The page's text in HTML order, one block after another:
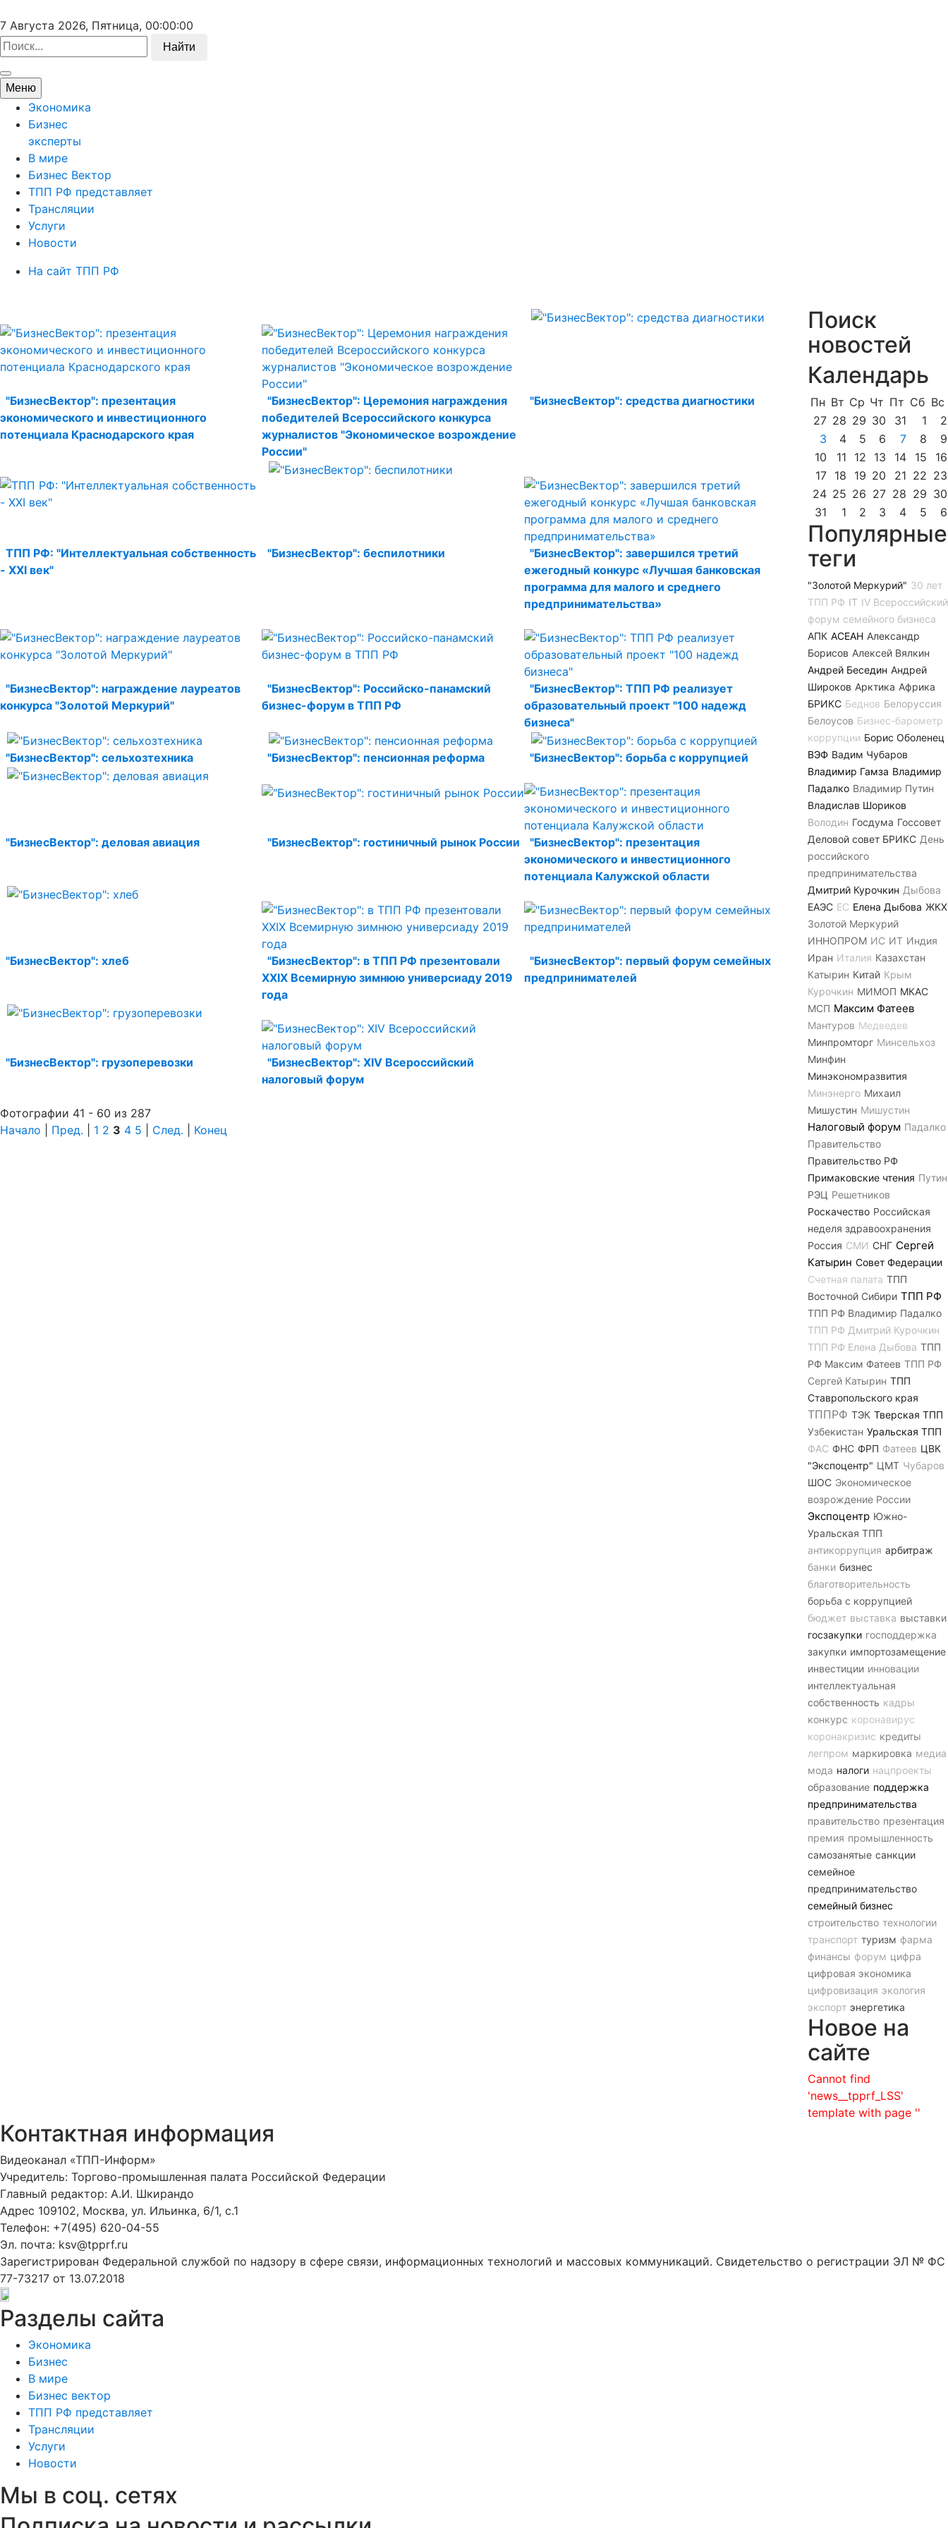
7 Августа 2026, Пятница, 00:00:00
Найти
Меню
Экономика
Бизнес
эксперты
В мире
Бизнес Вектор
ТПП РФ представляет
Трансляции
Услуги
Новости
На сайт ТПП РФ
"БизнесВектор": презентация
экономического и инвестиционного
потенциала Краснодарского края
"БизнесВектор": Церемония награждения
победителей Всероссийского конкурса
журналистов "Экономическое возрождение
России"
"БизнесВектор": средства диагностики
ТПП РФ: "Интеллектуальная собственность
- XXI век"
"БизнесВектор": беспилотники
"БизнесВектор": завершился третий
ежегодный конкурс «Лучшая банковская
программа для малого и среднего
предпринимательства»
"БизнесВектор": награждение лауреатов
конкурса "Золотой Меркурий"
"БизнесВектор": Российско-панамский
бизнес-форум в ТПП РФ
"БизнесВектор": ТПП РФ реализует
образовательный проект "100 надежд
бизнеса"
"БизнесВектор": сельхозтехника "БизнесВектор": пенсионная реформа "БизнесВектор": борьба с коррупцией
"БизнесВектор": деловая авиация "БизнесВектор": гостиничный рынок России
"БизнесВектор": презентация
экономического и инвестиционного
потенциала Калужской области
"БизнесВектор": хлеб
"БизнесВектор": в ТПП РФ презентовали
XXIX Всемирную зимнюю универсиаду 2019
года
"БизнесВектор": первый форум семейных
предпринимателей
"БизнесВектор": грузоперевозки
"БизнесВектор": XIV Всероссийский
налоговый форум
Фотографии 41 - 60 из 287
Начало
Пред. 1 2 3 4 5 След. Конец
Поиск
новостей
Календарь
Пн Вт Ср Чт Пт Сб Вс
27 28 29 30 31 1
2
3
4 5 6 7 8
9
10
11 12 13 14 15
16
17 18 19 20 21 22 23
24 25 26 27 28 29 30
31
1 2 3 4 5 6
Популярные
теги
"Золотой Меркурий" 30 лет
ТПП РФ IT IV Всероссийский
форум семейного бизнеса
АПК АСЕАН Александр
Борисов Алексей Вялкин
Андрей Беседин Андрей
Широков Арктика Африка
БРИКС Беднов Белоруссия
Белоусов Бизнес-барометр
коррупции Борис Оболенец
ВЭФ Вадим Чубаров
Владимир Гамза Владимир
Падалко Владимир Путин
Владислав Шориков
Володин Госдума Госсовет
Деловой совет БРИКС День
российского
предпринимательства
Дмитрий Курочкин Дыбова
ЕАЭС ЕС Елена Дыбова ЖКХ
Золотой Меркурий
ИННОПРОМ ИС ИТ Индия
Иран Италия Казахстан
Катырин Китай Крым
Курочкин МИМОП МКАС
МСП Максим Фатеев
Мантуров Медведев
Минпромторг Минсельхоз
Минфин
Минэкономразвития
Минэнерго Михаил
Мишустин Мишустин
Налоговый форум Падалко
Правительство
Правительство РФ
Примаковские чтения Путин
РЭЦ Решетников
Роскачество Российская
неделя здравоохранения
Россия СМИ СНГ Сергей
Катырин Совет Федерации
Счетная палата ТПП
Восточной Сибири ТПП РФ
ТПП РФ Владимир Падалко
ТПП РФ Дмитрий Курочкин
ТПП РФ Елена Дыбова ТПП
РФ Максим Фатеев ТПП РФ
Сергей Катырин ТПП
Ставропольского края
ТППРФ ТЭК Тверская ТПП
Узбекистан Уральская ТПП
ФАС ФНС ФРП Фатеев ЦВК
"Экспоцентр" ЦМТ Чубаров
ШОС Экономическое
возрождение России
Экспоцентр Южно-
Уральская ТПП
антикоррупция арбитраж
банки бизнес
благотворительность
борьба с коррупцией
бюджет выставка выставки
госзакупки господдержка
закупки импортозамещение
инвестиции инновации
интеллектуальная
собственность кадры
конкурс коронавирус
коронакризис кредиты
легпром маркировка медиа
мода налоги нацпроекты
образование поддержка
предпринимательства
правительство презентация
премия промышленность
самозанятые санкции
семейное
предпринимательство
семейный бизнес
строительство технологии
транспорт туризм фарма
финансы форум цифра
цифровая экономика
цифровизация экология
экспорт энергетика
Новое на
сайте
Cannot find
'news__tpprf_LSS'
template with page ''
Контактная информация
Видеоканал «ТПП-Информ»
Учредитель: Торгово-промышленная палата Российской Федерации
Главный редактор: А.И. Шкирандо
Адрес 109102, Москва, ул. Ильинка, 6/1, c.1
Телефон: +7(495) 620-04-55
Эл. почта: ksv@tpprf.ru
Зарегистрирован Федеральной службой по надзору в сфере связи, информационных технологий и массовых коммуникаций. Свидетельство о регистрации ЭЛ № ФС
77-73217 от 13.07.2018
Разделы сайта
Экономика
Бизнес
В мире
Бизнес вектор
ТПП РФ представляет
Трансляции
Услуги
Новости
Мы в соц. сетях